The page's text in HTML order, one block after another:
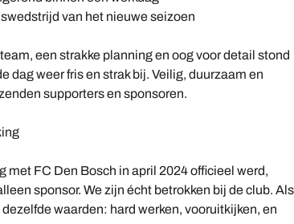
van het nieuwe seizoen
een strakke planning en oog voor detail stond
dag weer fris en strak bij. Veilig, duurzaam en
supporters en sponsoren.
met FC Den Bosch in april 2024 officieel werd,
sponsor. We zijn écht betrokken bij de club. Als
waarden: hard werken, vooruitkijken, en